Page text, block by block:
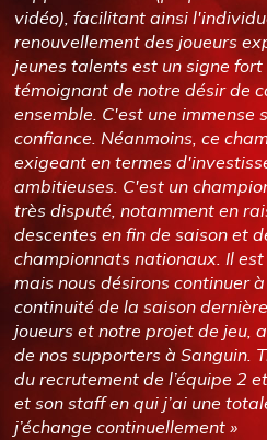
vidéo), facilitant ainsi
renouvellement des joueurs
jeunes talents est un signe
témoignant de notre désir de
ensemble. C'est une
confiance. Néanmoins, ce
exigeant en termes
ambitieuses. C'est un
très disputé, notamment en
descentes en fin de saison et
championnats nationaux. Il
mais nous désirons continuer
continuité de la saison
joueurs et notre projet de jeu,
de nos supporters à Sanguin.
du recrutement de l’équipe 2
et son staff en qui j’ai une
j’échange continuellement »